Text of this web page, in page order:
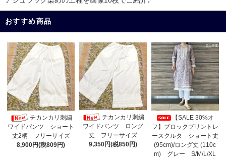
おすすめ商品
チカンカリ刺繍
ワイドパンツ ショート
丈2柄 フリーサイズ
8,900円(税809円)
チカンカリ刺繍
ワイドパンツ ロング
丈 フリーサイズ
9,350円(税850円)
【SALE 30%オ
フ】ブロックプリントレ
ースクルタ ショート丈
(95cm)/ロング丈 (110c
m) グレー S/M/L/XL